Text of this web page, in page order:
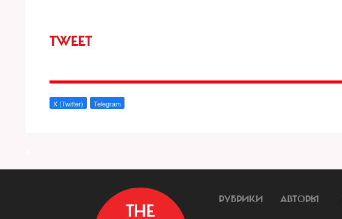
TWEET
X (Twitter) Telegram
РУБРИКИ АВТОРЫ